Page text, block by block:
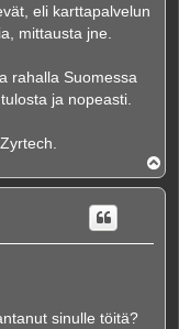
eli karttapalvelun
mittausta jne.
rahalla Suomessa
ja nopeasti.
l
ö
sinulle töitä?